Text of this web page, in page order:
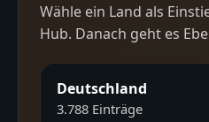
Wähle ein Land als
Hub. Danach geht es
Deutschland
3.788 Einträge